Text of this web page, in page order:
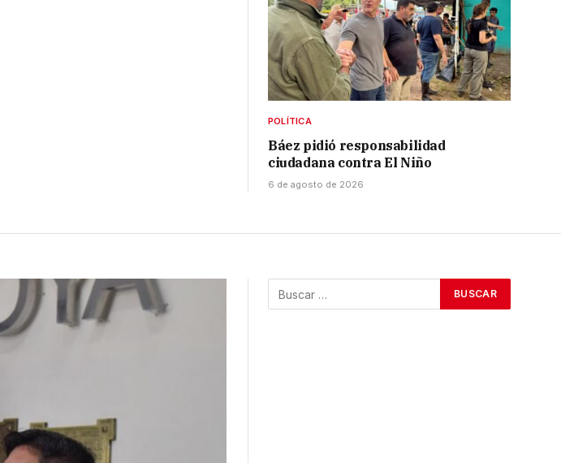
POLÍTICA
Báez pidió responsabilidad
ciudadana contra El Niño
6 de agosto de 2026